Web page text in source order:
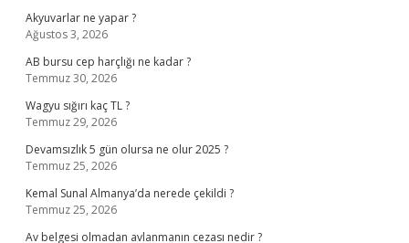
Akyuvarlar ne yapar ?
Ağustos 3, 2026
AB bursu cep harçlığı ne kadar ?
Temmuz 30, 2026
Wagyu sığırı kaç TL ?
Temmuz 29, 2026
Devamsızlık 5 gün olursa ne olur 2025 ?
Temmuz 25, 2026
Kemal Sunal Almanya’da nerede çekildi ?
Temmuz 25, 2026
Av belgesi olmadan avlanmanın cezası nedir ?